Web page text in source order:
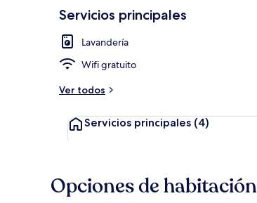
Servicios principales
Lavandería
Wifi gratuito
Ver todos
Servicios principales (4)
Opciones de habitación